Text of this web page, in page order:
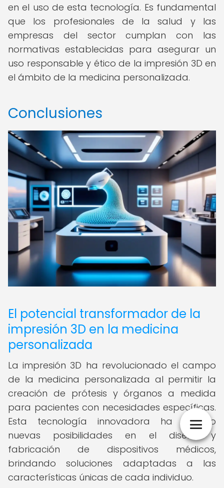
en el uso de esta tecnología. Es fundamental
que los profesionales de la salud y las
empresas del sector cumplan con las
normativas establecidas para asegurar un
uso responsable y ético de la impresión 3D en
el ámbito de la medicina personalizada.
Conclusiones
El potencial transformador de la
impresión 3D en la medicina
personalizada
La impresión 3D ha revolucionado el campo
de la medicina personalizada al permitir la
creación de prótesis y órganos a medida
para pacientes con necesidades específicas.
Esta tecnología innovadora ha abierto
nuevas posibilidades en el diseño y
fabricación de dispositivos médicos,
brindando soluciones adaptadas a las
características únicas de cada individuo.